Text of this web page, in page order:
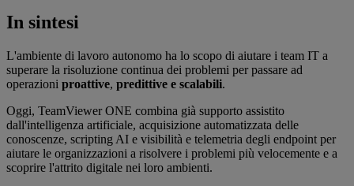
In sintesi
L'ambiente di lavoro autonomo ha lo scopo di aiutare i team IT a
superare la risoluzione continua dei problemi per passare ad
operazioni proattive, predittive e scalabili.
Oggi, TeamViewer ONE combina già supporto assistito
dall'intelligenza artificiale, acquisizione automatizzata delle
conoscenze, scripting AI e visibilità e telemetria degli endpoint per
aiutare le organizzazioni a risolvere i problemi più velocemente e a
scoprire l'attrito digitale nei loro ambienti.